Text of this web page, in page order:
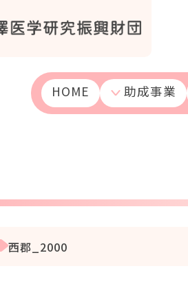
HOME 助成事業
西郡_2000